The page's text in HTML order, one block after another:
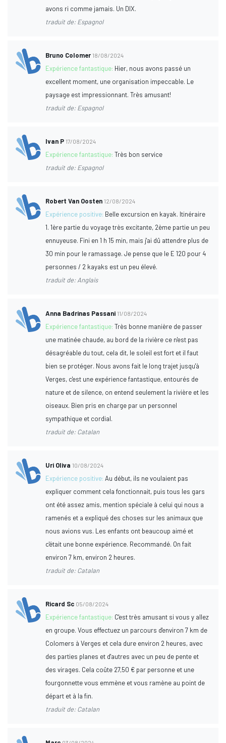
avons ri comme jamais. Un DIX.
traduit de: Espagnol
Bruno Colomer 18/08/2024
Expérience fantastique: Hier, nous avons passé un
excellent moment, une organisation impeccable. Le
paysage est impressionnant. Très amusant!
traduit de: Espagnol
Ivan P 17/08/2024
Expérience fantastique:Très bon service
traduit de: Espagnol
Robert Van Oosten 12/08/2024
Expérience positive: Belle excursion en kayak. Itinéraire
1. 1ère partie du voyage très excitante, 2ème partie un peu
ennuyeuse. Fini en 1 h 15 min, mais j'ai dû attendre plus de
30 min pour le ramassage. Je pense que le E 120 pour 4
personnes / 2 kayaks est un peu élevé.
traduit de: Anglais
Anna Badrinas Passani 11/08/2024
Expérience fantastique:Très bonne manière de passer
une matinée chaude, au bord de la rivière ce n'est pas
désagréable du tout, cela dit, le soleil est fort et il faut
bien se protéger. Nous avons fait le long trajet jusqu'à
Verges, c'est une expérience fantastique, entourés de
nature et de silence, on entend seulement la rivière et les
oiseaux. Bien pris en charge par un personnel
sympathique et cordial.
traduit de: Catalan
Uri Oliva 10/08/2024
Expérience positive:Au début, ils ne voulaient pas
expliquer comment cela fonctionnait, puis tous les gars
ont été assez amis, mention spéciale à celui qui nous a
ramenés et a expliqué des choses sur les animaux que
nous avions vus. Les enfants ont beaucoup aimé et
c'était une bonne expérience. Recommandé. On fait
environ 7 km, environ 2 heures.
traduit de: Catalan
Ricard Sc 05/08/2024
Expérience fantastique: C'est très amusant si vous y allez
en groupe. Vous effectuez un parcours d'environ 7 km de
Colomers à Verges et cela dure environ 2 heures, avec
des parties planes et d'autres avec un peu de pente et
des virages. Cela coûte 27,50 € par personne et une
fourgonnette vous emmène et vous ramène au point de
départ et à la fin.
traduit de: Catalan